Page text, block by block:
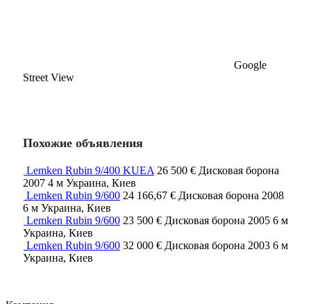
Google
Street View
Похожие объявления
Lemken Rubin 9/400 KUEA 26 500 € Дисковая борона
2007 4 м Украина, Киев
Lemken Rubin 9/600 24 166,67 € Дисковая борона 2008
6 м Украина, Киев
Lemken Rubin 9/600 23 500 € Дисковая борона 2005 6 м
Украина, Киев
Lemken Rubin 9/600 32 000 € Дисковая борона 2003 6 м
Украина, Киев